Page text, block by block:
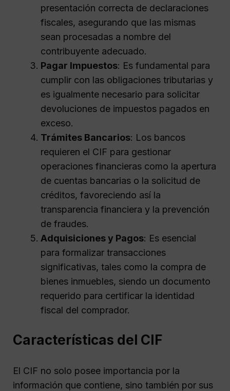
presentación correcta de declaraciones
fiscales, asegurando que las mismas
sean procesadas a nombre del
contribuyente adecuado.
Pagar Impuestos: Es fundamental para
cumplir con las obligaciones tributarias y
es igualmente necesario para solicitar
devoluciones de impuestos pagados en
exceso.
Trámites Bancarios: Los bancos
requieren el CIF para gestionar
operaciones financieras como la apertura
de cuentas bancarias o la solicitud de
créditos, favoreciendo así la
transparencia financiera y la prevención
de fraudes.
Adquisiciones y Pagos: Es esencial
para formalizar transacciones
significativas, tales como la compra de
bienes inmuebles, siendo un documento
requerido para certificar la identidad
fiscal del comprador.
Características del CIF
El CIF no solo posee importancia por la
información que contiene, sino también por sus